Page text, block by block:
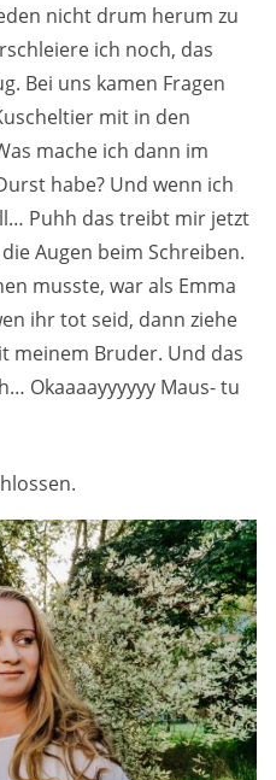
nicht drum herum zu
ich noch, das
Bei uns kamen Fragen
mit in den
mache ich dann im
habe? Und wenn ich
Puhh das treibt mir jetzt
Augen beim Schreiben.
musste, war als Emma
ihr tot seid, dann ziehe
meinem Bruder. Und das
Okaaaayyyyyy Maus- tu